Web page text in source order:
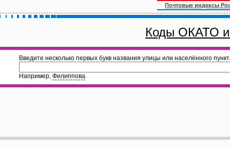
Почтовые индексы
Коды ОКАТО
Введите несколько первых букв названия улицы или населённого
Например, Филиппова.